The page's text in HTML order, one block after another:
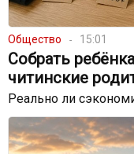
Общество 15:01
Собрать
читинские
Реально ли